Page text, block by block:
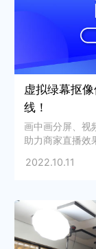
虚拟绿幕抠
线！
画中画分屏、视
助力商家直播效
2022.10.11